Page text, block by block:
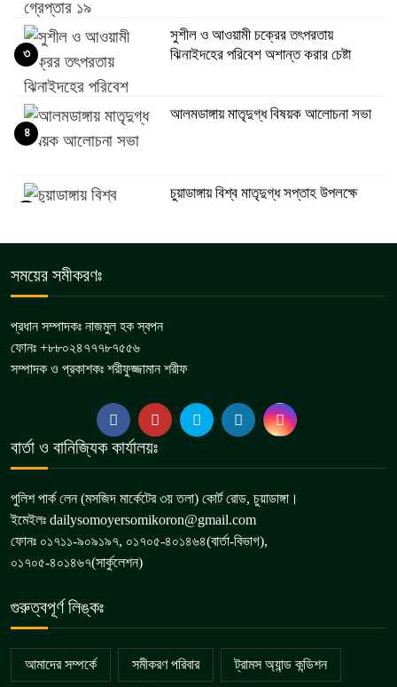
সুশীল ও আওয়ামী চক্রের তৎপরতায়
ঝিনাইদহের পরিবেশ অশান্ত করার চেষ্টা
৩
আলমডাঙ্গায় মাতৃদুগ্ধ বিষয়ক আলোচনা সভা
৪
চুয়াডাঙ্গায় বিশ্ব মাতৃদুগ্ধ সপ্তাহ উপলক্ষে
ইউনিয়নের মাসিক সভা অনুষ্ঠিত
মশিউর রহমান
৭
দামুড়হুদায় বিভিন্ন মামলার ৫ আসামি
৮
সময়ের সমীকরণঃ
প্রধান সম্পাদকঃ নাজমুল হক স্বপন
ফোনঃ +৮৮০২৪৭৭৭৮৭৫৫৬
সম্পাদক ও প্রকাশকঃ শরীফুজ্জামান শরীফ
বার্তা ও বানিজ্যিক কার্যালয়ঃ
পুলিশ পার্ক লেন (মসজিদ মার্কেটের ৩য় তলা) কোর্ট রোড, চুয়াডাঙ্গা।
ইমেইলঃ dailysomoyersomikoron@gmail.com
ফোনঃ ০১৭১১-৯০৯১৯৭, ০১৭০৫-৪০১৪৬৪(বার্তা-বিভাগ),
০১৭০৫-৪০১৪৬৭(সার্কুলেশন)
গুরুত্বপূর্ণ লিঙ্কঃ
আমাদের সম্পর্কে সমীকরণ পরিবার ট্রামস অ্যান্ড কন্ডিশন